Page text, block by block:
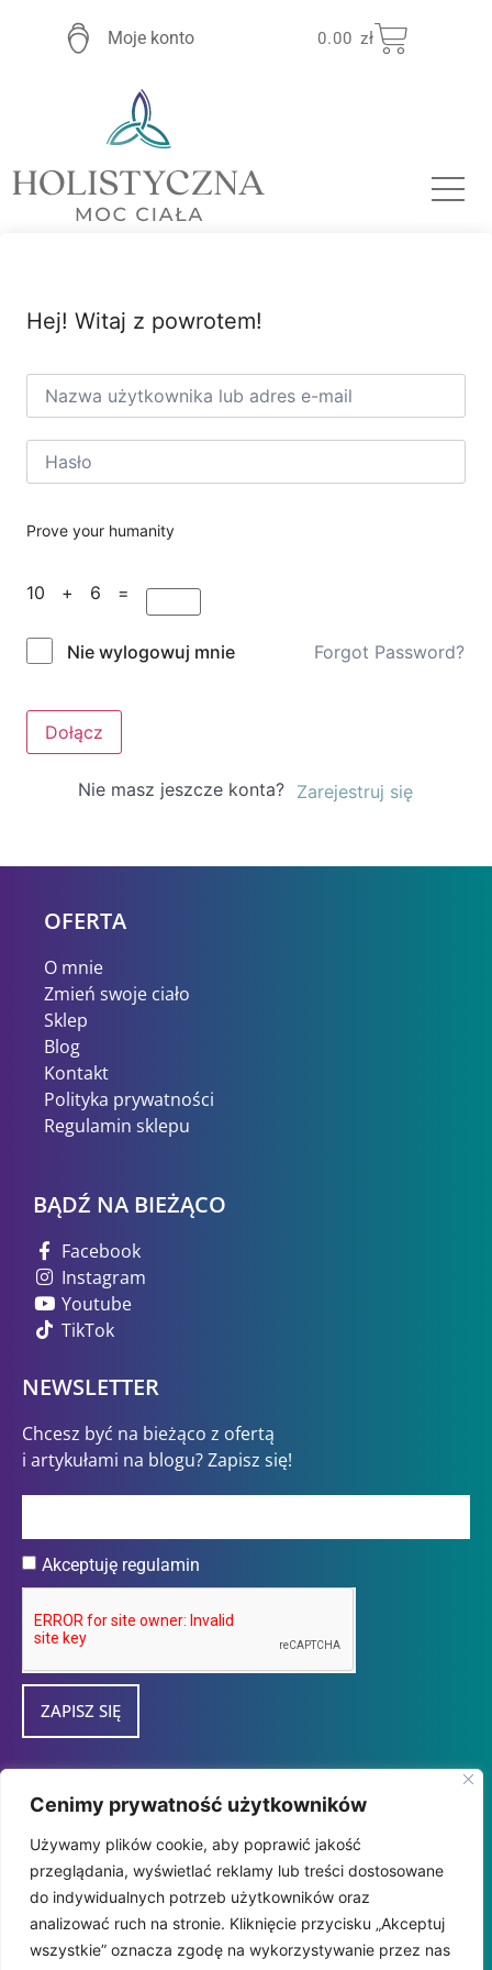
Cenimy prywatność użytkowników
Używamy plików cookie, aby poprawić jakość
przeglądania, wyświetlać reklamy lub treści dostosowane
do indywidualnych potrzeb użytkowników oraz
analizować ruch na stronie. Kliknięcie przycisku „Akceptuj
wszystkie” oznacza zgodę na wykorzystywanie przez nas
Moje konto 0.00zł
Hej! Witaj z powrotem!
Prove your humanity
10 + 6 =
Nie wylogowuj mnie Forgot Password?
Dołącz
Nie masz jeszcze konta? Zarejestruj się
OFERTA
O mnie
Zmień swoje ciało
Sklep
Blog
Kontakt
Polityka prywatności
Regulamin sklepu
BĄDŹ NA BIEŻĄCO
Facebook
Instagram
Youtube
TikTok
NEWSLETTER
Chcesz być na bieżąco z ofertą
i artykułami na blogu? Zapisz się!
Akceptuję regulamin
ZAPISZ SIĘ
Przedsiębiorca uzyskał subwencję finansową w
ramach programu "tarcza Finansowa 2.0
Polskiego Funduszu Rozwoju dla Mikro i
MałychFirm" udzieloną przez
PFR SA.